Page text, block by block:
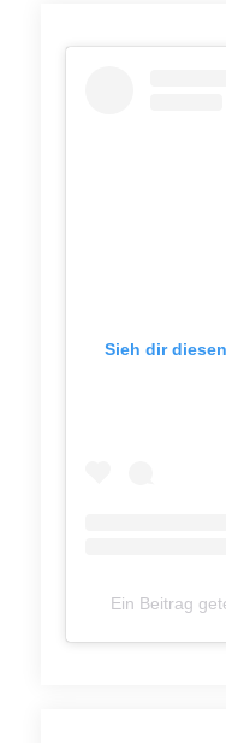
Sieh dir
Ein Beitrag